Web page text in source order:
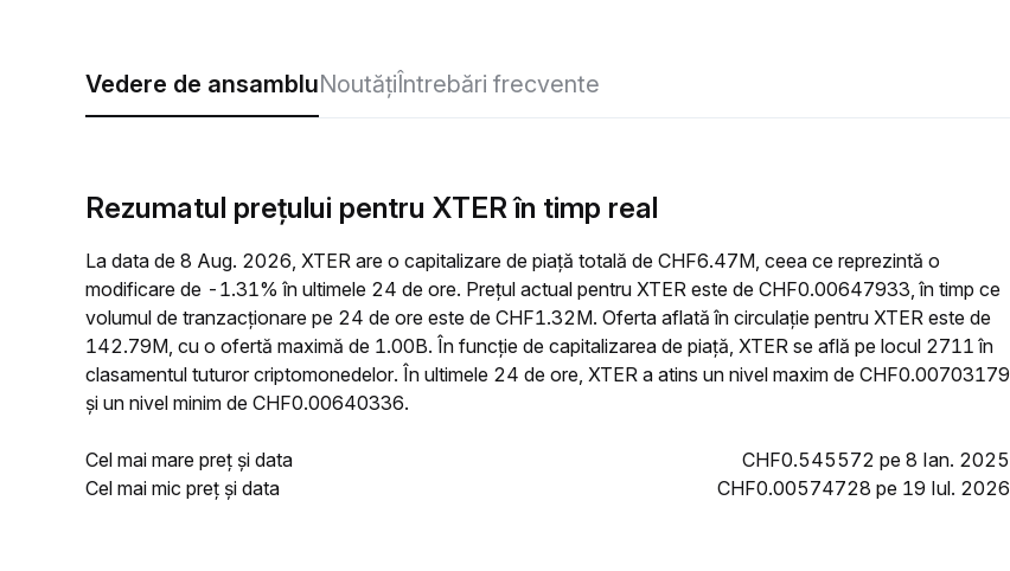
Vedere de ansambluNoutățiÎntrebări frecvente
Rezumatul prețului pentru XTER în timp real
La data de 8 Aug. 2026, XTER are o capitalizare de piață totală de CHF6.47M, ceea ce reprezintă o
modificare de -1.31% în ultimele 24 de ore. Prețul actual pentru XTER este de CHF0.00647933, în timp ce
volumul de tranzacționare pe 24 de ore este de CHF1.32M. Oferta aflată în circulație pentru XTER este de
142.79M, cu o ofertă maximă de 1.00B. În funcție de capitalizarea de piață, XTER se află pe locul 2711 în
clasamentul tuturor criptomonedelor. În ultimele 24 de ore, XTER a atins un nivel maxim de CHF0.00703179
și un nivel minim de CHF0.00640336.
Cel mai mare preț și data
CHF0.545572 pe 8 Ian. 2025
Cel mai mic preț și data
CHF0.00574728 pe 19 Iul. 2026